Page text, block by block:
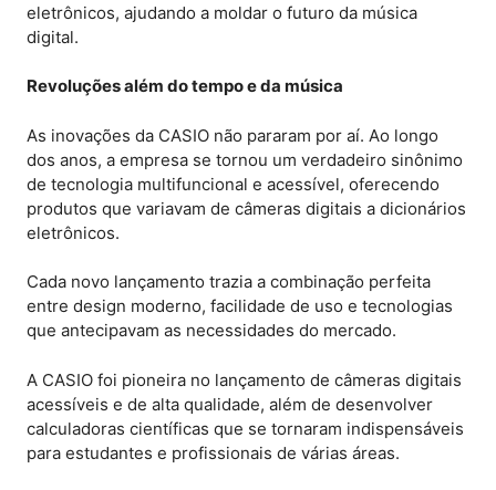
eletrônicos, ajudando a moldar o futuro da música
digital.
Revoluções além do tempo e da música
As inovações da CASIO não pararam por aí. Ao longo
dos anos, a empresa se tornou um verdadeiro sinônimo
de tecnologia multifuncional e acessível, oferecendo
produtos que variavam de câmeras digitais a dicionários
eletrônicos.
Cada novo lançamento trazia a combinação perfeita
entre design moderno, facilidade de uso e tecnologias
que antecipavam as necessidades do mercado.
A CASIO foi pioneira no lançamento de câmeras digitais
acessíveis e de alta qualidade, além de desenvolver
calculadoras científicas que se tornaram indispensáveis
para estudantes e profissionais de várias áreas.